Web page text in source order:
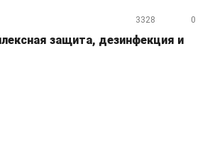
0
3328
защита, дезинфекция и